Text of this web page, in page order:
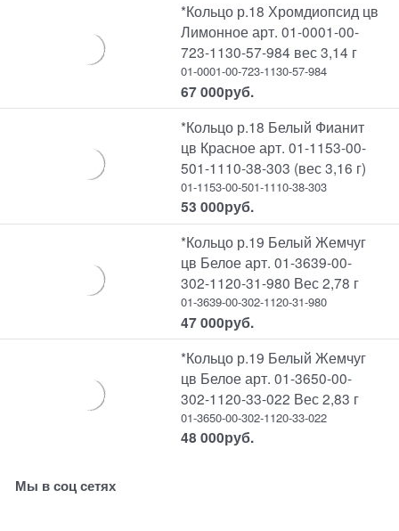
*Кольцо р.18 Хромдиопсид цв
Лимонное арт. 01-0001-00-
723-1130-57-984 вес 3,14 г
01-0001-00-723-1130-57-984
67 000руб.
*Кольцо р.18 Белый Фианит
цв Красное арт. 01-1153-00-
501-1110-38-303 (вес 3,16 г)
01-1153-00-501-1110-38-303
53 000руб.
*Кольцо р.19 Белый Жемчуг
цв Белое арт. 01-3639-00-
302-1120-31-980 Вес 2,78 г
01-3639-00-302-1120-31-980
47 000руб.
*Кольцо р.19 Белый Жемчуг
цв Белое арт. 01-3650-00-
302-1120-33-022 Вес 2,83 г
01-3650-00-302-1120-33-022
48 000руб.
Мы в соц сетях